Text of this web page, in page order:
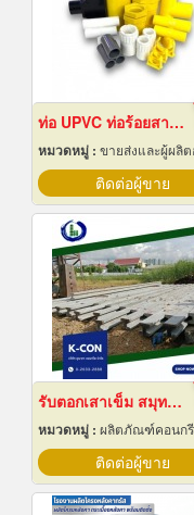
ท่อ UPVC ท่อร้อยสายไฟ ท่อขาว ท่อเหลือง พัทยา ชลบุรี
หมวดหมู่ : ขายส่งและผู้ผลิตอุปกรณ์เครื่องใ
ติดต่อผู้ขาย
รับตอกเสาเข็ม สมุทรปราการ ราคาถูก
หมวดหมู่ : ผลิตภัณฑ์คอนก
ติดต่อผู้ขาย